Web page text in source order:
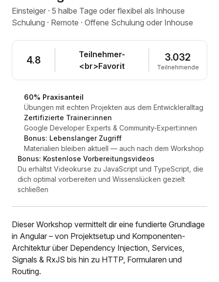
Einsteiger · 5 halbe Tage oder flexibel als Inhouse
Schulung · Remote · Offene Schulung oder Inhouse
4.8
Teilnehmer-
<br>Favorit
3.032
Teilnehmende
60% Praxisanteil
Übungen mit echten Projekten aus dem Entwickleralltag
Zertifizierte Trainer:innen
Google Developer Experts & Community-Expert:innen
Bonus: Lebenslanger Zugriff
Materialien bleiben aktuell — auch nach dem Workshop
Bonus: Kostenlose Vorbereitungsvideos
Du erhältst Videokurse zu JavaScript und TypeScript, die
dich optimal vorbereiten und Wissenslücken gezielt
schließen
Dieser Workshop vermittelt dir eine fundierte Grundlage
in Angular – von Projektsetup und Komponenten-
Architektur über Dependency Injection, Services,
Signals & RxJS bis hin zu HTTP, Formularen und
Routing.